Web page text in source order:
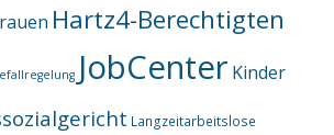
Hartz4-Berechtigten
JobCenter Kinder
Langzeitarbeitslose